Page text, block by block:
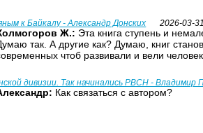
к Байкалу - Александр Донских 2026-03-
Ж.: Эта книга ступень и
так. А другие как? Думаю, книг
чтоб развивали и вели
дивизии. Так начинались РВСН - Владимир
Как связаться с автором?